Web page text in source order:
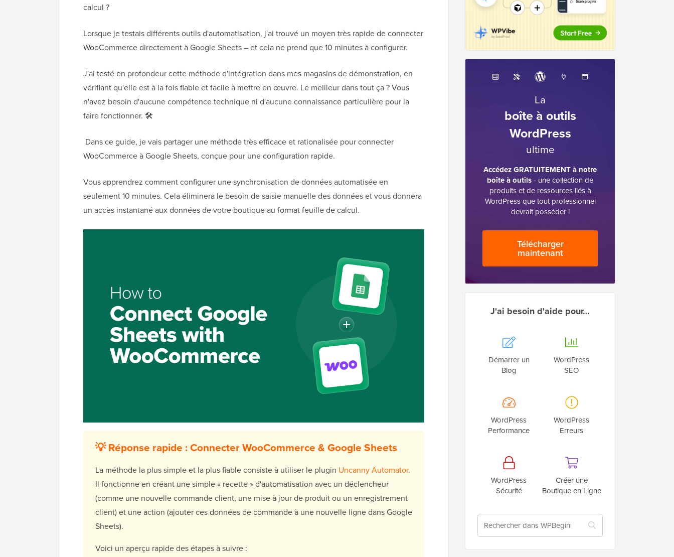
calcul ?
Lorsque je testais différents outils d'automatisation, j'ai trouvé un moyen très rapide de connecter
WooCommerce directement à Google Sheets – et cela ne prend que 10 minutes à configurer.
J'ai testé en profondeur cette méthode d'intégration dans mes magasins de démonstration, en
vérifiant qu'elle est à la fois fiable et facile à mettre en œuvre. Le meilleur dans tout ça ? Vous
n'avez besoin d'aucune compétence technique ni d'aucune connaissance particulière pour la
faire fonctionner. 🛠️
Dans ce guide, je vais partager une méthode très efficace et rationalisée pour connecter
WooCommerce à Google Sheets, conçue pour une configuration rapide.
Vous apprendrez comment configurer une synchronisation de données automatisée en
seulement 10 minutes. Cela éliminera le besoin de saisie manuelle des données et vous donnera
un accès instantané aux données de votre boutique au format feuille de calcul.
💡 Réponse rapide : Connecter WooCommerce & Google Sheets
La méthode la plus simple et la plus fiable consiste à utiliser le plugin Uncanny Automator.
Il fonctionne en créant une simple « recette » d'automatisation avec un déclencheur
(comme une nouvelle commande client, une mise à jour de produit ou un enregistrement
client) et une action (ajouter ces données de commande à une nouvelle ligne dans Google
Sheets).
Voici un aperçu rapide des étapes à suivre :
La
boîte à outils
WordPress
ultime
Accédez GRATUITEMENT à notre
boîte à outils- une collection de
produits et de ressources liés à
WordPress que tout professionnel
devrait posséder !
Télécharger
maintenant
J'ai besoin d'aide pour…
Démarrer un
Blog
WordPress
SEO
WordPress
Performance
WordPress
Erreurs
WordPress
Sécurité
Créer une
Boutique en Ligne